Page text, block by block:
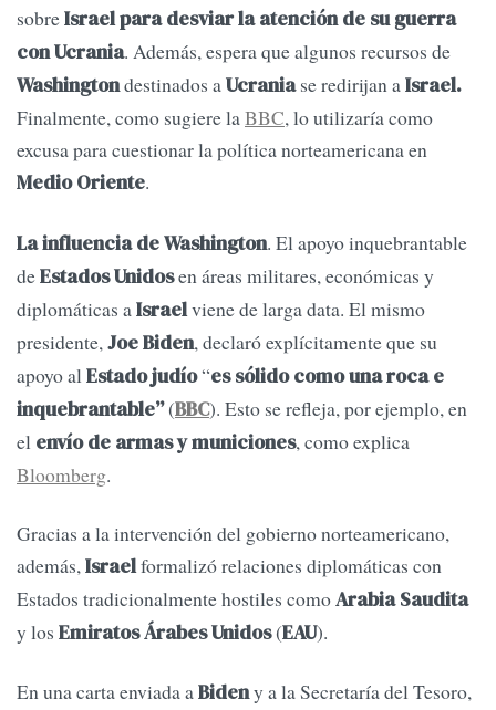
sobreIsrael para desviar la atención de su guerra
con Ucrania. Además, espera que algunos recursos de
Washingtondestinados aUcraniase redirijan aIsrael.
Finalmente, como sugiere laBBC, lo utilizaría como
excusa para cuestionar la política norteamericana en
Medio Oriente.
La influencia de Washington. El apoyo inquebrantable
deEstados Unidosen áreas militares, económicas y
diplomáticas aIsraelviene de larga data. El mismo
presidente,Joe Biden, declaró explícitamente que su
apoyo alEstado judío“es sólido como una roca e
inquebrantable”(BBC). Esto se refleja, por ejemplo, en
el envío de armas y municiones, como explica
Bloomberg.
Gracias a la intervención del gobierno norteamericano,
además,Israelformalizó relaciones diplomáticas con
Estados tradicionalmente hostiles comoArabia Saudita
y los Emiratos Árabes Unidos(EAU).
En una carta enviada aBideny a la Secretaría del Tesoro,